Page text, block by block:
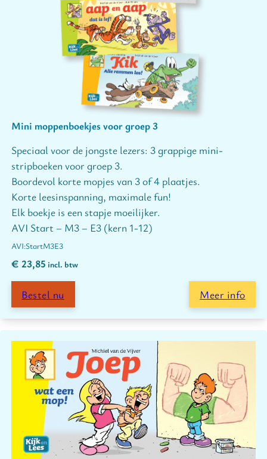
Mini moppenboekjes voor groep 3
Speciaal voor de jongste lezers: 3 grappige mini-
stripboeken voor groep 3.
Boordevol korte mopjes van 3 of 4 plaatjes.
Korte leesinspanning, maximale fun!
Elk boekje is een stapje moeilijker.
AVI Start – M3 – E3 (kern 1-12)
StartM3E3
€ 23,85 incl. btw
Bestel nu Meer info